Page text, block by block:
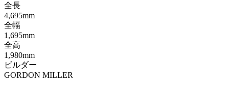
全長
4,695mm
全幅
1,695mm
全高
1,980mm
ビルダー
GORDON MILLER